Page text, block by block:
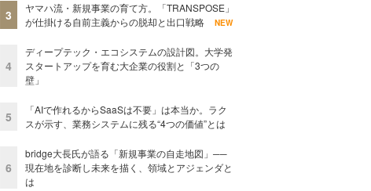
3
ヤマハ流・新規事業の育て方。「TRANSPOSE」
が仕掛ける自前主義からの脱却と出口戦略
NEW
4
ディープテック・エコシステムの設計図。大学発
スタートアップを育む大企業の役割と「3つの
壁」
5
「AIで作れるからSaaSは不要」は本当か。ラク
スが示す、業務システムに残る“4つの価値”とは
6
bridge大長氏が語る「新規事業の自走地図」──
現在地を診断し未来を描く、領域とアジェンダと
は